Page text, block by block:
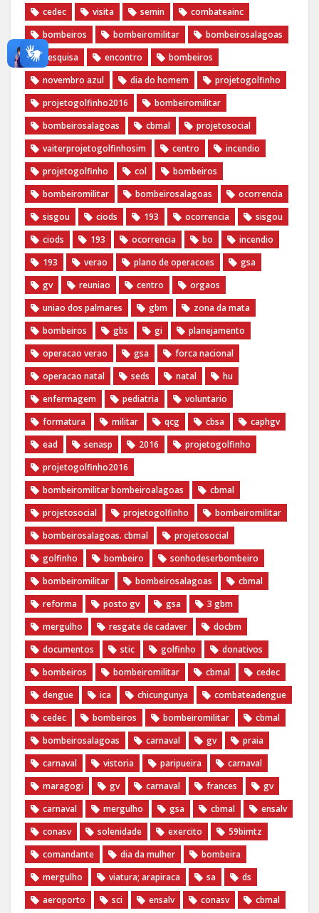
cedec visita semin
combateainc
bombeiros
bombeiromilitar
bombeirosalagoas
pesquisa
encontro
bombeiros
novembro azul
dia do homem
‪projetogolfinho‬
‎projetogolfinho2016
‎bombeiromilitar‬
‎bombeirosalagoas‬
‎cbmal‬
‎projetosocial‬‪
vaiterprojetogolfinhosim‬
centro
incendio
projetogolfinho
col
bombeiros
bombeiromilitar
bombeirosalagoas
ocorrencia
sisgou
ciods 193 ocorrencia
sisgou
ciods
193 ocorrencia bo
incendio
193
verao plano de operacoes
gsa
gv
reuniao centro
orgaos
uniao dos palmares
gbm
zona da mata
bombeiros
gbs gi
planejamento
operacao verao
gsa
forca nacional
operacao natal
seds natal
hu
enfermagem
pediatria
voluntario
formatura
militar qcg cbsa
caphgv
ead
senasp 2016
projetogolfinho
projetogolfinho2016
bombeiromilitar bombeiroalagoas
cbmal
projetosocial
projetogolfinho
bombeiromilitar
bombeirosalagoas. cbmal
projetosocial
golfinho
bombeiro
sonhodeserbombeiro
bombeiromilitar
bombeirosalagoas
cbmal
reforma
posto gv gsa
3 gbm
mergulho
resgate de cadaver
docbm
documentos
stic golfinho
donativos
bombeiros
bombeiromilitar cbmal
cedec
dengue
ica chicungunya
combateadengue
cedec
bombeiros bombeiromilitar
cbmal
bombeirosalagoas
carnaval gv
praia
carnaval
vistoria paripueira
carnaval
maragogi
gv carnaval frances
gv
carnaval
mergulho gsa cbmal
ensalv
conasv
solenidade exercito
59bimtz
comandante
dia da mulher
bombeira
mergulho
viatura; arapiraca sa
ds
aeroporto
sci ensalv conasv
cbmal